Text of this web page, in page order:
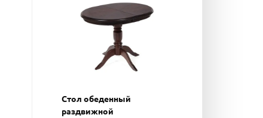
Стол обеденный
раздвижной